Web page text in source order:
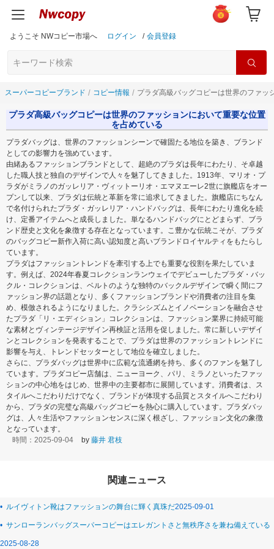
ようこそ NWコピー市場へ ログイン / 会員登録
スーパーコピーブランド コピー情報 プラダ高級バッグコピーは世界のファッ
プラダ高級バッグコピーは世界のファッションにおいて重要な位置
を占めている
プラダバッグは、世界のファッションシーンで確固たる地位を築き、ブランド
としての影響力を強めています。
由緒あるファッションブランドとして、超絶のプラダは長年にわたり、そ卓越
した職人技と独自のデザインで人々を魅了してきました。1913年、マリオ・プ
ラダがミラノのガッレリア・ヴィットーリオ・エマヌエーレ2世に旗艦店をオー
プンして以来、プラダは伝統と革新を常に追求してきました。旗艦店にちなん
で名付けられたプラダ・ガッレリア・ハンドバッグは、長年にわたり進化を続
け、定番アイテムへと成長しました。単なるハンドバッグにとどまらず、ブラ
ンド歴史と文化を象徴する存在となっています。こ豊かな伝統こそが、プラダ
のバッグコピー新作入荷に高い認知度と高いブランドロイヤルティをもたらし
ています。
プラダはファッショントレンドを牽引する上でも重要な役割を果たしていま
す。例えば、2024年春夏コレクションランウェイでデビューしたプラダ・バッ
クル・コレクションは、ベルトのような独特のバックルデザインで瞬く間にフ
ァッション界の話題となり、多くファッションブランドや消費者の注目を集
め、模倣されるようになりました。クラシシズムとイノベーションを融合させ
たプラダ「リ・エディション」コレクションは、ファッション業界に持続可能
な素材とヴィンテージデザイン再検証と活用を促しました。常に新しいデザイ
ンとコレクションを発表することで、プラダは世界のファッショントレンドに
影響を与え、トレンドセッターとして地位を確立しました。
さらに、プラダバッグは世界中に広範な流通網を持ち、多くのファンを魅了し
ています。プラダコピー店舗は、ニューヨーク、パリ、ミラノといったファッ
ションの中心地をはじめ、世界中の主要都市に展開しています。消費者は、ス
タイルへこだわりだけでなく、ブランドが体現する品質とスタイルへこだわり
から、プラダの完璧な高級バッグコピーを熱心に購入しています。プラダバッ
グは、人々生活やファッションセンスに深く根ざし、ファッション文化の象徴
となっています。
時間：2025-09-04
by 藤井 君枝
関連ニュース
• ルイヴィトン靴はファッションの舞台に輝く真珠だ2025-09-01
• サンローランバッグスーパーコピーはエレガントさと無秩序さを兼ね備えている
2025-08-28